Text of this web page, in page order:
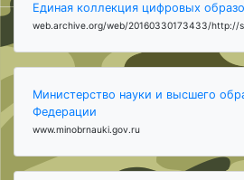
Единая коллекция цифровых
web.archive.org/web/20160330173433/http://
Министерство науки и высшего
Федерации
www.minobrnauki.gov.ru